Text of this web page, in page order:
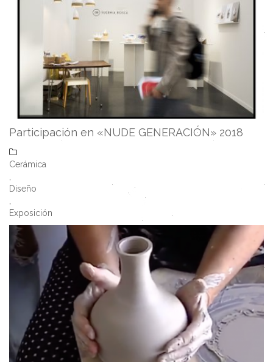
Participación en «NUDE GENERACIÓN» 2018
Cerámica
Diseño
Exposición